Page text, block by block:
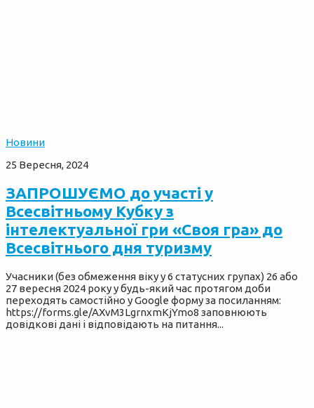
Новини
25 Вересня, 2024
ЗАПРОШУЄМО до участі у
Всесвітньому Кубку з
інтелектуальної гри «Своя гра» до
Всесвітнього дня туризму
Учасники (без обмеження віку у 6 статусних групах) 26 або
27 вересня 2024 року у будь-який час протягом доби
переходять самостійно у Google форму за посиланням:
https://forms.gle/AXvM3LgrnxmKjYmo8 заповнюють
довідкові дані і відповідають на питання...